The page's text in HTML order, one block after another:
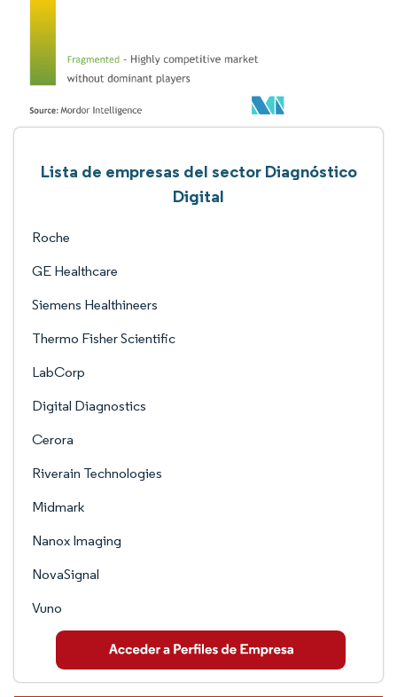
Lista de empresas del sector Diagnóstico
Digital
Roche
GE Healthcare
Siemens Healthineers
Thermo Fisher Scientific
LabCorp
Digital Diagnostics
Cerora
Riverain Technologies
Midmark
Nanox Imaging
NovaSignal
Vuno